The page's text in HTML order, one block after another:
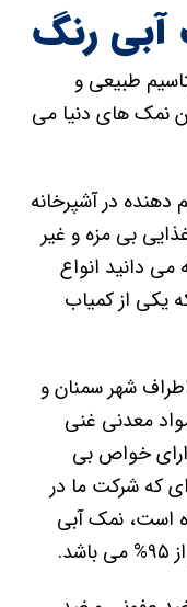
رنگ
طبیعی و
نمک های دنیا می
در آشپرخانه
بی مزه و غیر
دانید انواع
یکی از کمیاب
شهر سمنان و
معدنی غنی
خواص بی
که شرکت ما در
است، نمک آبی